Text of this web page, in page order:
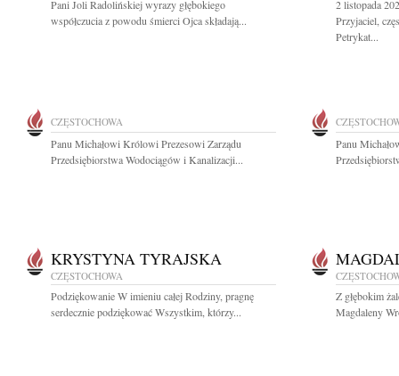
Pani Joli Radolińskiej wyrazy głębokiego
współczucia z powodu śmierci Ojca składają...
2 listopada
Przyjaciel,
Petrykat...
CZĘSTOCHOWA
Panu Michałowi Królowi Prezesowi Zarządu
Przedsiębiorstwa Wodociągów i Kanalizacji...
Panu
KRYSTYNA TYRAJSKA
CZĘSTOCHOWA
Podziękowanie W imieniu całej Rodziny, pragnę
serdecznie podziękować Wszystkim, którzy...
Z głębokim
Magdaleny